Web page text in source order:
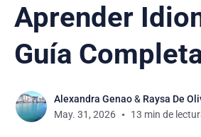
Aprender
Guía
Alexandra Genao& Raysa De
May. 31, 2026
13 min de